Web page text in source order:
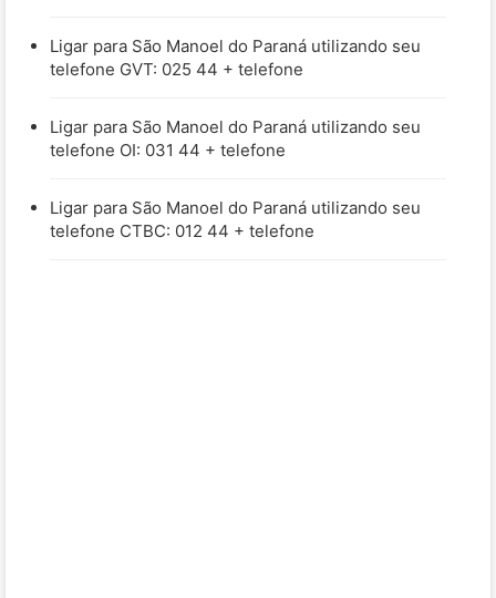
Ligar para São Manoel do Paraná utilizando seu
telefone GVT: 025 44 + telefone
Ligar para São Manoel do Paraná utilizando seu
telefone OI: 031 44 + telefone
Ligar para São Manoel do Paraná utilizando seu
telefone CTBC: 012 44 + telefone